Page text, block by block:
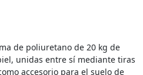
de poliuretano de 20 kg de
unidas entre sí mediante tiras
accesorio para el suelo de